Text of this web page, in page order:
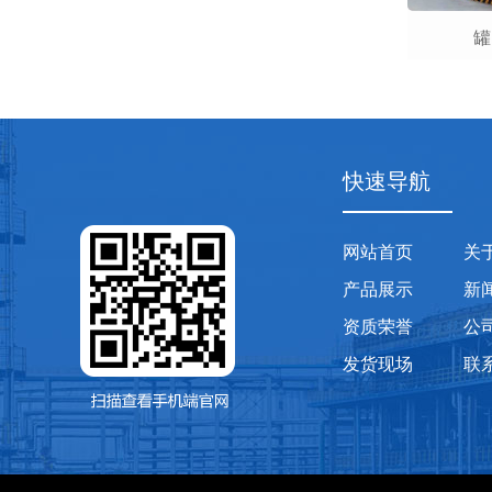
快速导航
网站首页
关
产品展示
新
资质荣誉
公
发货现场
联